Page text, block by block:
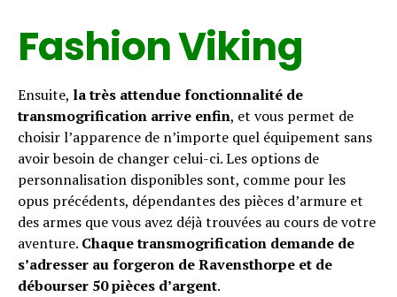
Fashion Viking
Ensuite, la très attendue fonctionnalité de
transmogrification arrive enfin, et vous permet de
choisir l’apparence de n’importe quel équipement sans
avoir besoin de changer celui-ci. Les options de
personnalisation disponibles sont, comme pour les
opus précédents, dépendantes des pièces d’armure et
des armes que vous avez déjà trouvées au cours de votre
aventure. Chaque transmogrification demande de
s’adresser au forgeron de Ravensthorpe et de
débourser 50 pièces d’argent.
Whatsapp
Email